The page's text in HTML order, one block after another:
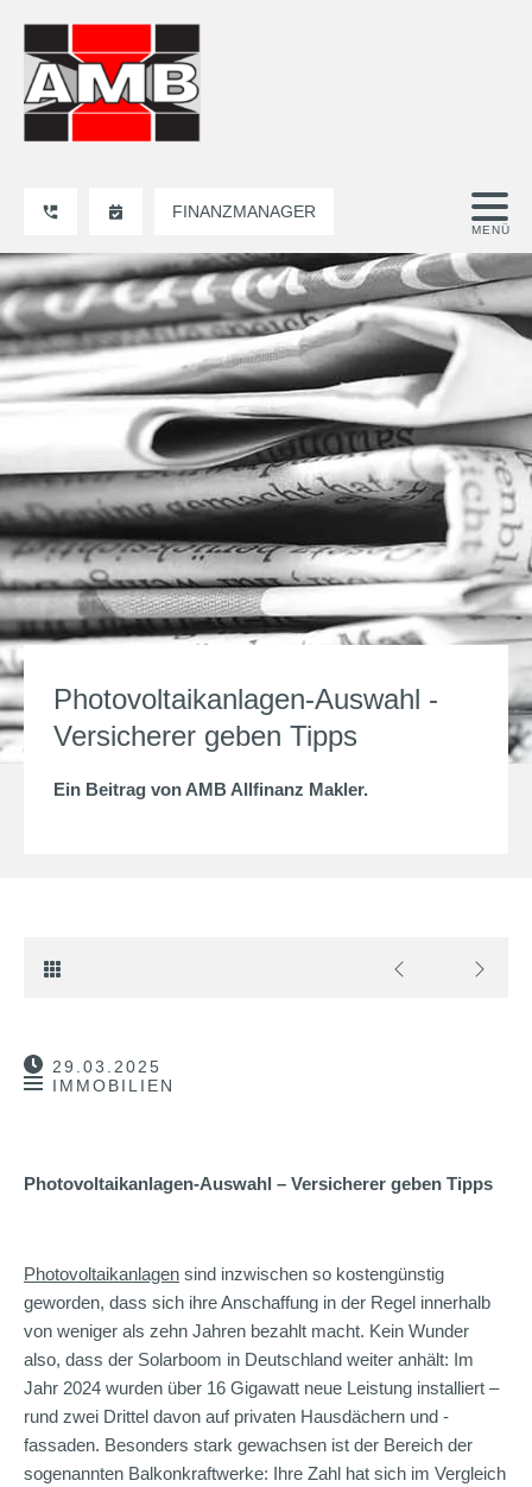
FINANZMANAGER
Photovoltaikanlagen-Auswahl -
Versicherer geben Tipps
Ein Beitrag von AMB Allfinanz Makler.
29.03.2025
IMMOBILIEN
Photovoltaikanlagen-Auswahl – Versicherer geben Tipps
Photovoltaikanlagen sind inzwischen so kostengünstig
geworden, dass sich ihre Anschaffung in der Regel innerhalb
von weniger als zehn Jahren bezahlt macht. Kein Wunder
also, dass der Solarboom in Deutschland weiter anhält: Im
Jahr 2024 wurden über 16 Gigawatt neue Leistung installiert –
rund zwei Drittel davon auf privaten Hausdächern und -
fassaden. Besonders stark gewachsen ist der Bereich der
sogenannten Balkonkraftwerke: Ihre Zahl hat sich im Vergleich